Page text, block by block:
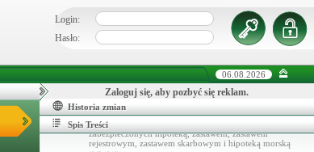
Login:
Hasło:
06.08.2026
Zaloguj się, aby pozbyć się reklam.
Historia zmian
Spis Treści
Dział III. Sprzedaż ruchomości oraz przejęcie przez
zastawnika ruchomości obciążonej zastawem rejestrowym
Dział IV. Likwidacja wierzytelności i praw majątkowych
Tytuł VIII. Podział funduszów masy upadłości i sum
uzyskanych ze zbycia rzeczy i praw obciążonych rzeczowo
Dział I. Przepisy ogólne (335 - 341)
Dział II. Kolejność zaspokajania wierzycieli
Rozdział 1. Przepisy ogólne(342 - 344)
Rozdział 2. Kolejność spłacania wierzytelności
zabezpieczonych hipoteką, zastawem, zastawem
rejestrowym, zastawem skarbowym i hipoteką morską